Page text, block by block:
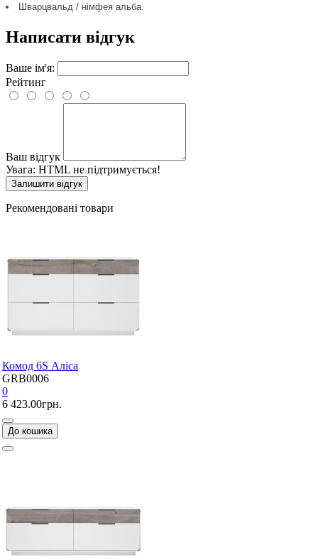
Шварцвальд / німфея альба.
Написати відгук
Ваше ім'я:
Рейтинг
Ваш відгук
Увага: HTML не підтримується!
Залишити відгук
Рекомендовані товари
Комод 6S Аліса
GRB0006
0
6 423.00грн.
До кошика